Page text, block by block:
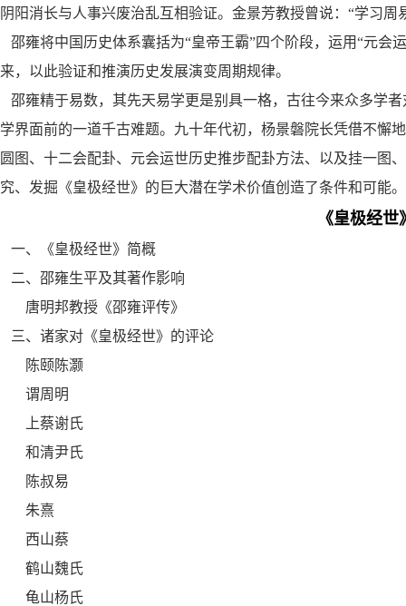
阴阳消长与人事兴废治乱互相验证。金景芳教授曾说：“学习周
邵雍将中国历史体系囊括为“皇帝王霸”四个阶段，运用“元会
来，以此验证和推演历史发展演变周期规律。
邵雍精于易数，其先天易学更是别具一格，古往今来众多学
学界面前的一道千古难题。九十年代初，杨景磐院长凭借不懈
圆图、十二会配卦、元会运世历史推步配卦方法、以及挂一图
究、发掘《皇极经世》的巨大潜在学术价值创造了条件和可能。
《皇极经
一、《皇极经世》简概
二、邵雍生平及其著作影响
唐明邦教授《邵雍评传》
三、诸家对《皇极经世》的评论
陈颐陈灏
谓周明
上蔡谢氏
和清尹氏
陈叔易
朱熹
西山蔡
鹤山魏氏
龟山杨氏